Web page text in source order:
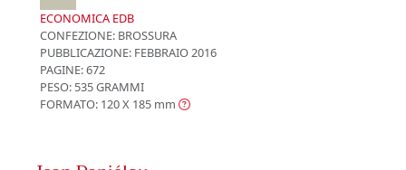
ECONOMICA EDB
CONFEZIONE: BROSSURA
PUBBLICAZIONE: FEBBRAIO 2016
PAGINE: 672
PESO: 535 GRAMMI
FORMATO: 120 X 185 mm